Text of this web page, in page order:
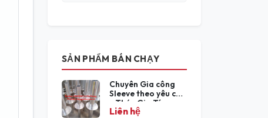
SẢN PHẨM BÁN CHẠY
Chuyên Gia công
Sleeve theo yêu cầu
- Thép Gia Tín
Liên hệ